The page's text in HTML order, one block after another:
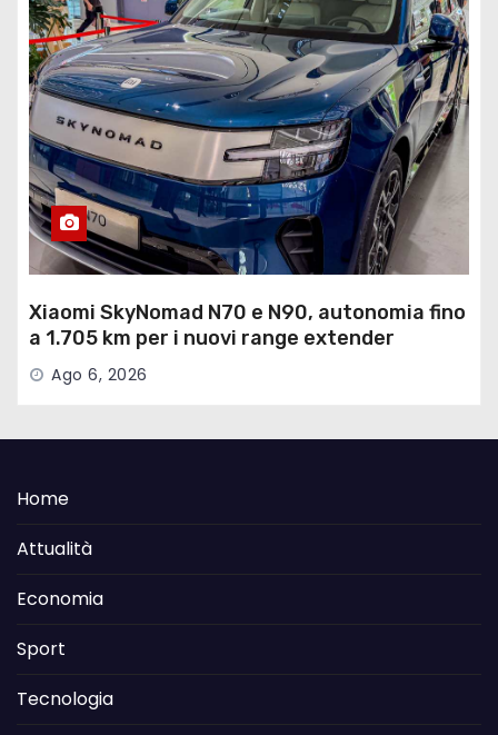
Xiaomi SkyNomad N70 e N90, autonomia fino
a 1.705 km per i nuovi range extender
Ago 6, 2026
Home
Attualità
Economia
Sport
Tecnologia